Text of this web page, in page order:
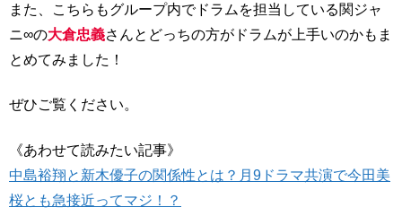
また、こちらもグループ内でドラムを担当している関ジャ
ニ∞の大倉忠義さんとどっちの方がドラムが上手いのかもま
とめてみました！
ぜひご覧ください。
《あわせて読みたい記事》
中島裕翔と新木優子の関係性とは？月9ドラマ共演で今田美
桜とも急接近ってマジ！？